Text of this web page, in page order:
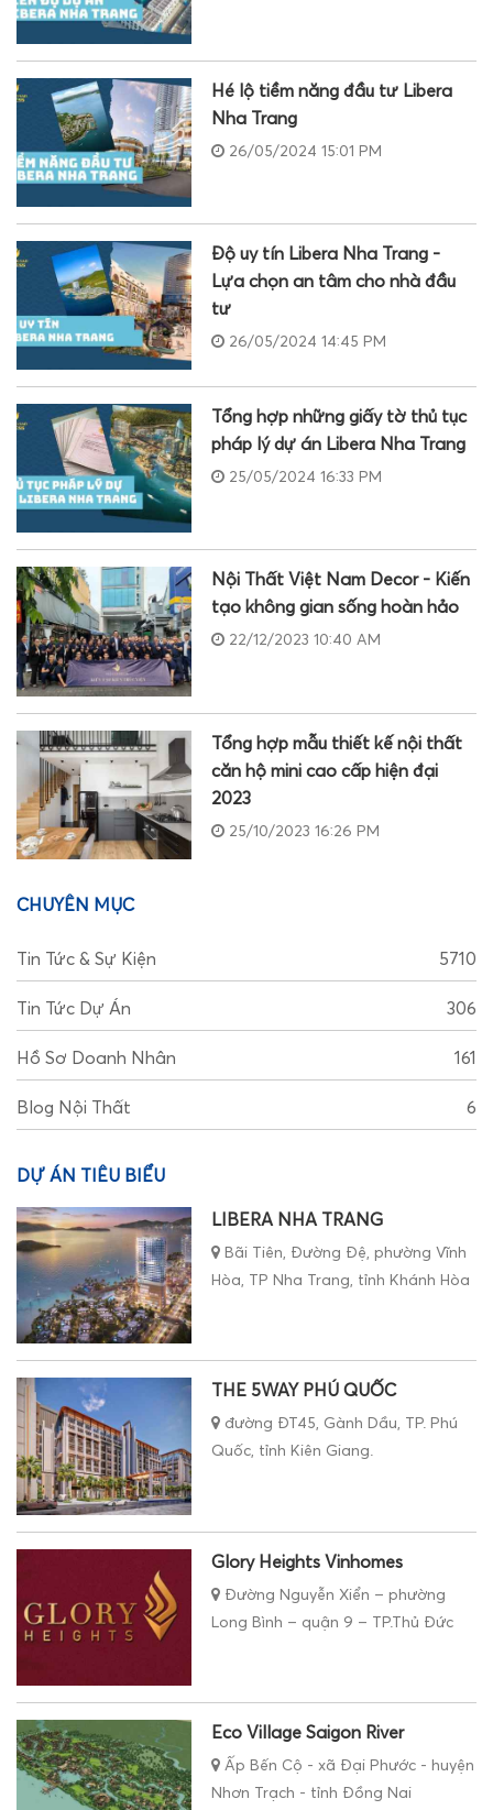
Hé lộ tiềm năng đầu tư Libera
Nha Trang
26/05/2024 15:01 PM
Độ uy tín Libera Nha Trang -
Lựa chọn an tâm cho nhà đầu
tư
26/05/2024 14:45 PM
Tổng hợp những giấy tờ thủ tục
pháp lý dự án Libera Nha Trang
25/05/2024 16:33 PM
Nội Thất Việt Nam Decor - Kiến
tạo không gian sống hoàn hảo
22/12/2023 10:40 AM
Tổng hợp mẫu thiết kế nội thất
căn hộ mini cao cấp hiện đại
2023
25/10/2023 16:26 PM
CHUYÊN MỤC
Tin Tức & Sự Kiện 5710
Tin Tức Dự Án 306
Hồ Sơ Doanh Nhân 161
Blog Nội Thất 6
DỰ ÁN TIÊU BIỂU
LIBERA NHA TRANG
Bãi Tiên, Đường Đệ, phường Vĩnh
Hòa, TP Nha Trang, tỉnh Khánh Hòa
THE 5WAY PHÚ QUỐC
đường ĐT45, Gành Dầu, TP. Phú
Quốc, tỉnh Kiên Giang.
Glory Heights Vinhomes
Đường Nguyễn Xiển – phường
Long Bình – quận 9 – TP.Thủ Đức
Eco Village Saigon River
Ấp Bến Cộ - xã Đại Phước - huyện
Nhơn Trạch - tỉnh Đồng Nai